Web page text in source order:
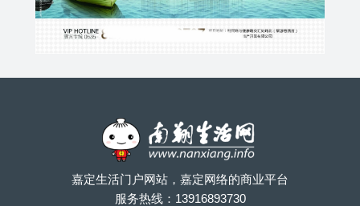
嘉定生活门户网站，嘉定网络的商业平台
服务热线： 13916893730